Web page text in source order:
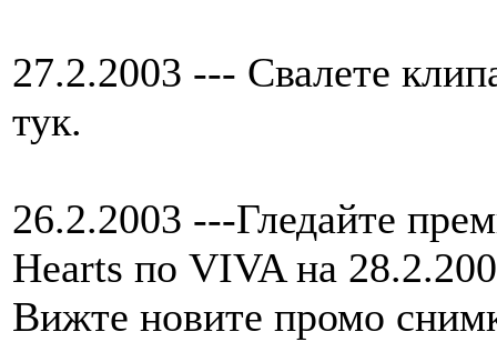
27.2.2003 --- Свалете
тук.
26.2.2003 ---Гледайте
Hearts по VIVA на
Вижте новите промо